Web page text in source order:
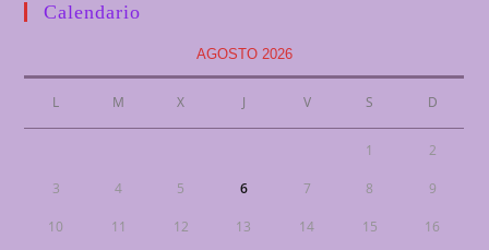
Calendario
AGOSTO 2026
L M X J V S D
1 2
3 4 5 6 7 8 9
10 11 12 13 14 15 16